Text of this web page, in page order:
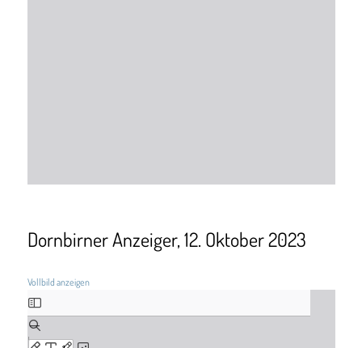
Dornbirner Anzeiger, 12. Oktober 2023
Vollbild anzeigen